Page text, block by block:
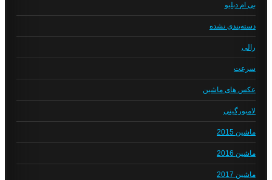
بی ام دبلیو
دسته‌بندی نشده
رالی
سرعت
عکس های ماشین
لامبورگینی
ماشین 2015
ماشین 2016
ماشین 2017